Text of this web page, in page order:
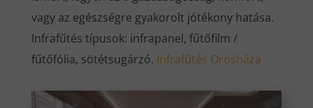
vagy az egészségre gyakorolt jótékony hatása.
Infrafűtés típusok: infrapanel, fűtőfilm /
fűtőfólia, sötétsugárzó. Infrafűtés Orosháza